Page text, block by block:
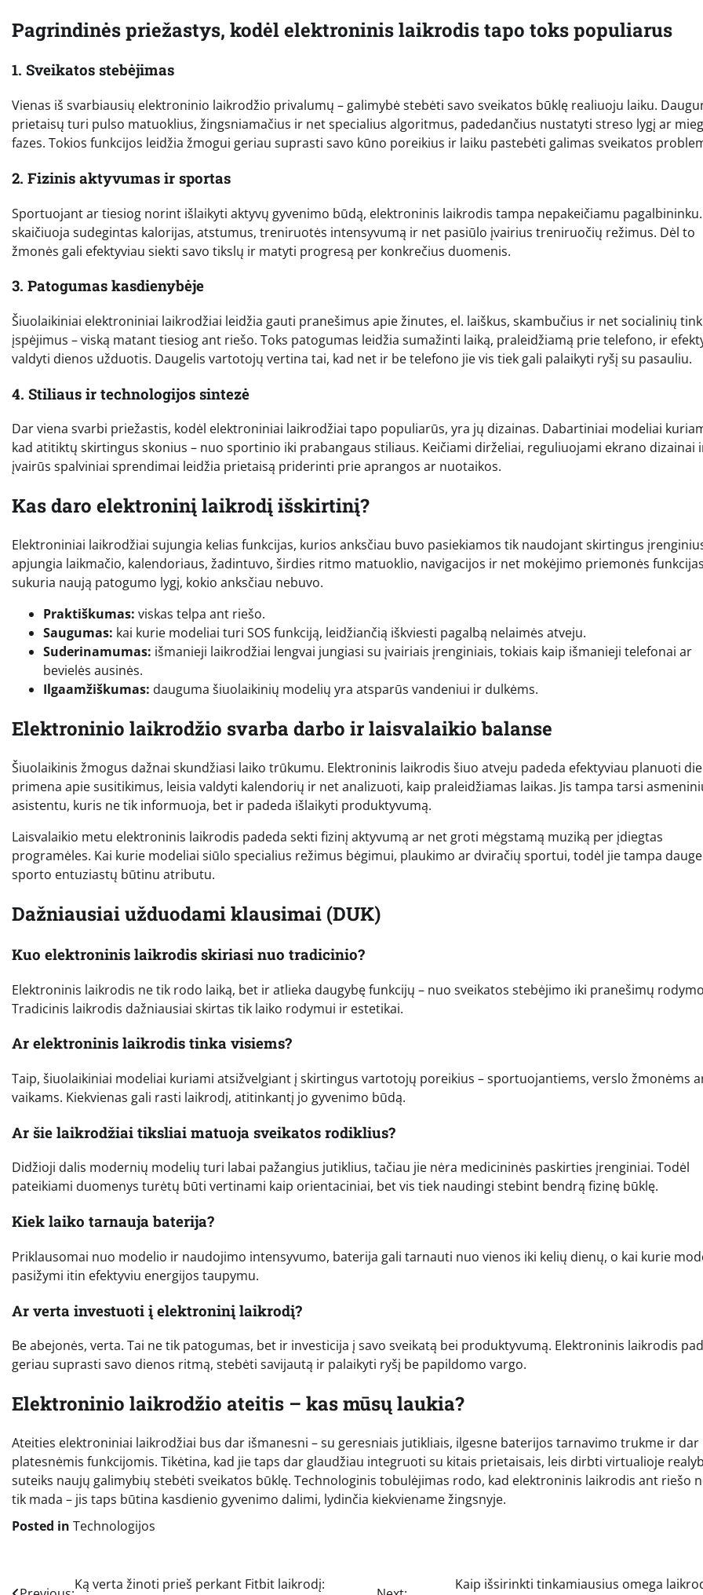
Pagrindinės priežastys, kodėl elektroninis laikrodis tapo toks populiarus
1. Sveikatos stebėjimas
Vienas iš svarbiausių elektroninio laikrodžio privalumų – galimybė stebėti savo sveikatos būklę realiuoju laiku.
prietaisų turi pulso matuoklius, žingsniamačius ir net specialius algoritmus, padedančius nustatyti streso lygį ar
fazes. Tokios funkcijos leidžia žmogui geriau suprasti savo kūno poreikius ir laiku pastebėti galimas sveikatos
2. Fizinis aktyvumas ir sportas
Sportuojant ar tiesiog norint išlaikyti aktyvų gyvenimo būdą, elektroninis laikrodis tampa nepakeičiamu pagalbininku.
skaičiuoja sudegintas kalorijas, atstumus, treniruotės intensyvumą ir net pasiūlo įvairius treniruočių režimus. Dėl to
žmonės gali efektyviau siekti savo tikslų ir matyti progresą per konkrečius duomenis.
3. Patogumas kasdienybėje
Šiuolaikiniai elektroniniai laikrodžiai leidžia gauti pranešimus apie žinutes, el. laiškus, skambučius ir net socialinių
įspėjimus – viską matant tiesiog ant riešo. Toks patogumas leidžia sumažinti laiką, praleidžiamą prie telefono, ir
valdyti dienos užduotis. Daugelis vartotojų vertina tai, kad net ir be telefono jie vis tiek gali palaikyti ryšį su pasauliu.
4. Stiliaus ir technologijos sintezė
Dar viena svarbi priežastis, kodėl elektroniniai laikrodžiai tapo populiarūs, yra jų dizainas. Dabartiniai modeliai
kad atitiktų skirtingus skonius – nuo sportinio iki prabangaus stiliaus. Keičiami dirželiai, reguliuojami ekrano dizainai
įvairūs spalviniai sprendimai leidžia prietaisą priderinti prie aprangos ar nuotaikos.
Kas daro elektroninį laikrodį išskirtinį?
Elektroniniai laikrodžiai sujungia kelias funkcijas, kurios anksčiau buvo pasiekiamos tik naudojant skirtingus
apjungia laikmačio, kalendoriaus, žadintuvo, širdies ritmo matuoklio, navigacijos ir net mokėjimo priemonės
sukuria naują patogumo lygį, kokio anksčiau nebuvo.
Praktiškumas: viskas telpa ant riešo.
Saugumas: kai kurie modeliai turi SOS funkciją, leidžiančią iškviesti pagalbą nelaimės atveju.
Suderinamumas: išmanieji laikrodžiai lengvai jungiasi su įvairiais įrenginiais, tokiais kaip išmanieji telefonai ar
bevielės ausinės.
Ilgaamžiškumas: dauguma šiuolaikinių modelių yra atsparūs vandeniui ir dulkėms.
Elektroninio laikrodžio svarba darbo ir laisvalaikio balanse
Šiuolaikinis žmogus dažnai skundžiasi laiko trūkumu. Elektroninis laikrodis šiuo atveju padeda efektyviau planuoti
primena apie susitikimus, leisia valdyti kalendorių ir net analizuoti, kaip praleidžiamas laikas. Jis tampa tarsi
asistentu, kuris ne tik informuoja, bet ir padeda išlaikyti produktyvumą.
Laisvalaikio metu elektroninis laikrodis padeda sekti fizinį aktyvumą ar net groti mėgstamą muziką per įdiegtas
programėles. Kai kurie modeliai siūlo specialius režimus bėgimui, plaukimo ar dviračių sportui, todėl jie tampa
sporto entuziastų būtinu atributu.
Dažniausiai užduodami klausimai (DUK)
Kuo elektroninis laikrodis skiriasi nuo tradicinio?
Elektroninis laikrodis ne tik rodo laiką, bet ir atlieka daugybę funkcijų – nuo sveikatos stebėjimo iki pranešimų
Tradicinis laikrodis dažniausiai skirtas tik laiko rodymui ir estetikai.
Ar elektroninis laikrodis tinka visiems?
Taip, šiuolaikiniai modeliai kuriami atsižvelgiant į skirtingus vartotojų poreikius – sportuojantiems, verslo žmonėms
vaikams. Kiekvienas gali rasti laikrodį, atitinkantį jo gyvenimo būdą.
Ar šie laikrodžiai tiksliai matuoja sveikatos rodiklius?
Didžioji dalis modernių modelių turi labai pažangius jutiklius, tačiau jie nėra medicininės paskirties įrenginiai. Todėl
pateikiami duomenys turėtų būti vertinami kaip orientaciniai, bet vis tiek naudingi stebint bendrą fizinę būklę.
Kiek laiko tarnauja baterija?
Priklausomai nuo modelio ir naudojimo intensyvumo, baterija gali tarnauti nuo vienos iki kelių dienų, o kai kurie
pasižymi itin efektyviu energijos taupymu.
Ar verta investuoti į elektroninį laikrodį?
Be abejonės, verta. Tai ne tik patogumas, bet ir investicija į savo sveikatą bei produktyvumą. Elektroninis laikrodis
geriau suprasti savo dienos ritmą, stebėti savijautą ir palaikyti ryšį be papildomo vargo.
Elektroninio laikrodžio ateitis – kas mūsų laukia?
Ateities elektroniniai laikrodžiai bus dar išmanesni – su geresniais jutikliais, ilgesne baterijos tarnavimo trukme ir dar
platesnėmis funkcijomis. Tikėtina, kad jie taps dar glaudžiau integruoti su kitais prietaisais, leis dirbti virtualioje
suteiks naujų galimybių stebėti sveikatos būklę. Technologinis tobulėjimas rodo, kad elektroninis laikrodis ant riešo
tik mada – jis taps būtina kasdienio gyvenimo dalimi, lydinčia kiekviename žingsnyje.
Posted in Technologijos
NavigacijaKą verta žinoti prieš perkant Fitbit laikrodį:
Kaip išsirinkti tinkamiausius omega